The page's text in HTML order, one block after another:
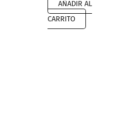
AÑADIR AL
CARRITO